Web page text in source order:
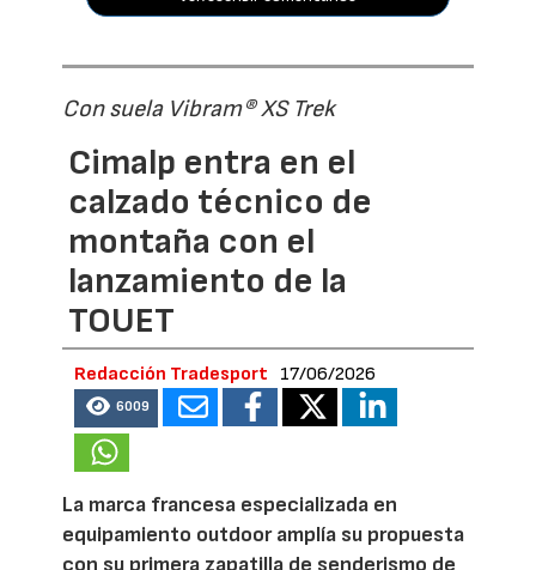
Con suela Vibram® XS Trek
Cimalp entra en el
calzado técnico de
montaña con el
lanzamiento de la
TOUET
Redacción Tradesport 17/06/2026
6009
La marca francesa especializada en
equipamiento outdoor amplía su propuesta
con su primera zapatilla de senderismo de